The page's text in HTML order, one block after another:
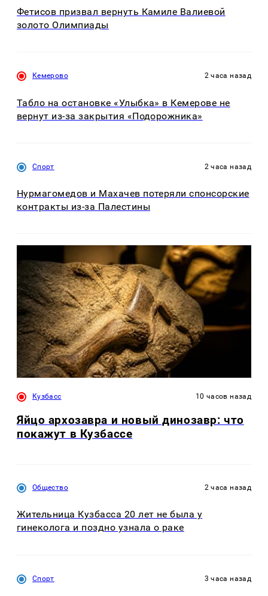
Фетисов призвал вернуть Камиле Валиевой
золото Олимпиады
Кемерово 2 часа назад
Табло на остановке «Улыбка» в Кемерове не
вернут из-за закрытия «Подорожника»
Спорт 2 часа назад
Нурмагомедов и Махачев потеряли спонсорские
контракты из-за Палестины
Кузбасс 10 часов назад
Яйцо архозавра и новый динозавр: что
покажут в Кузбассе
Общество 2 часа назад
Жительница Кузбасса 20 лет не была у
гинеколога и поздно узнала о раке
Спорт 3 часа назад